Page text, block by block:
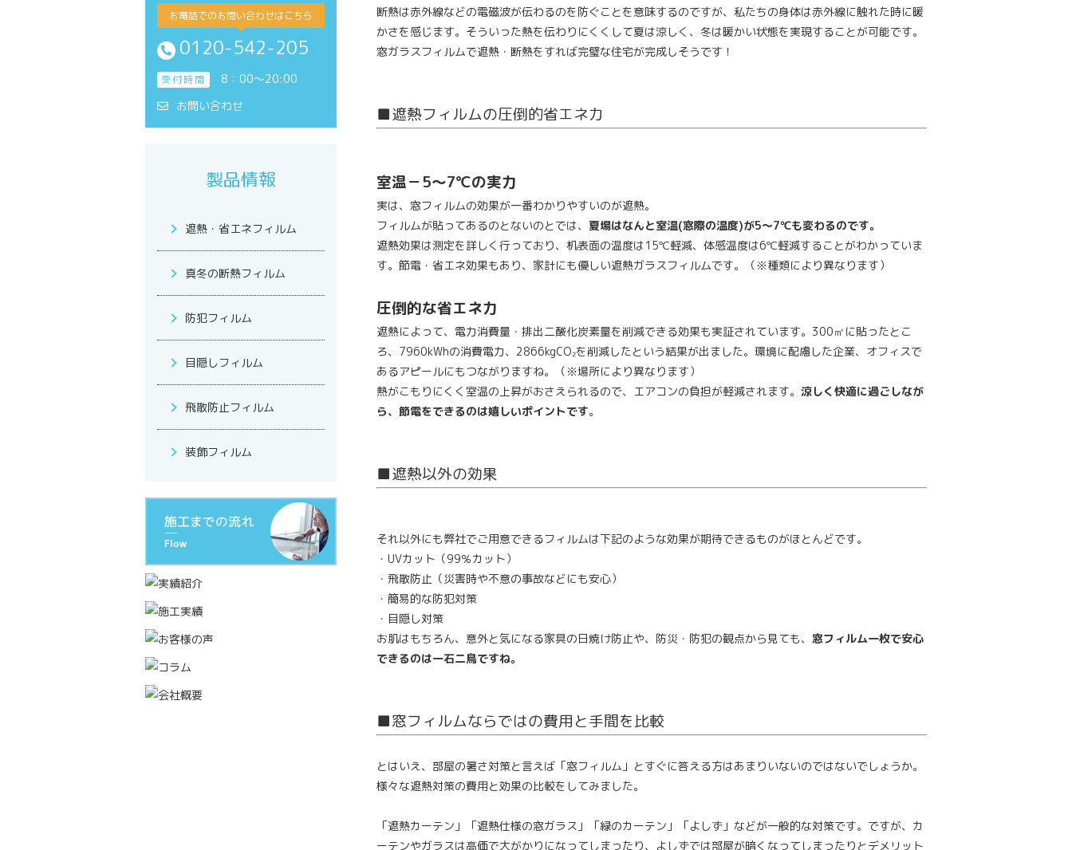
断熱は赤外線などの電磁波が伝わるのを防ぐことを意味するのですが、私たちの身体は赤外線に触れた時に暖
かさを感じます。そういった熱を伝わりにくくして夏は涼しく、冬は暖かい状態を実現することが可能です。
窓ガラスフィルムで遮熱・断熱をすれば完璧な住宅が完成しそうです！
■遮熱フィルムの圧倒的省エネ力
室温－5～7℃の実力
実は、窓フィルムの効果が一番わかりやすいのが遮熱。
フィルムが貼ってあるのとないのとでは、 夏場はなんと室温(窓際の温度)が5～7℃も変わるのです。
遮熱効果は測定を詳しく行っており、机表面の温度は15℃軽減、体感温度は6℃軽減することがわかっていま
す。節電・省エネ効果もあり、家計にも優しい遮熱ガラスフィルムです。（※種類により異なります）
圧倒的な省エネ力
遮熱によって、電力消費量・排出二酸化炭素量を削減できる効果も実証されています。300㎡に貼ったとこ
ろ、7960kWhの消費電力、2866kgCO₂を削減したという結果が出ました。環境に配慮した企業、オフィスで
あるアピールにもつながりますね。（※場所により異なります）
熱がこもりにくく室温の上昇がおさえられるので、エアコンの負担が軽減されます。 涼しく快適に過ごしなが
ら、節電をできるのは嬉しいポイントです。
■遮熱以外の効果
それ以外にも弊社でご用意できるフィルムは下記のような効果が期待できるものがほとんどです。
・UVカット（99％カット）
・飛散防止（災害時や不意の事故などにも安心）
・簡易的な防犯対策
・目隠し対策
お肌はもちろん、意外と気になる家具の日焼け防止や、防災・防犯の観点から見ても、 窓フィルム一枚で安心
できるのは一石二鳥ですね。
■窓フィルムならではの費用と手間を比較
とはいえ、部屋の暑さ対策と言えば「窓フィルム」とすぐに答える方はあまりいないのではないでしょうか。
様々な遮熱対策の費用と効果の比較をしてみました。
「遮熱カーテン」「遮熱仕様の窓ガラス」「緑のカーテン」「よしず」などが一般的な対策です。ですが、カ
ーテンやガラスは高価で大がかりになってしまったり、よしずでは部屋が暗くなってしまったりとデメリット
お電話でのお問い合わせはこちら
0120-542-205
受付時間
8：00～20:00
お問い合わせ
製品情報
遮熱・省エネフィルム
真冬の断熱フィルム
防犯フィルム
目隠しフィルム
飛散防止フィルム
装飾フィルム